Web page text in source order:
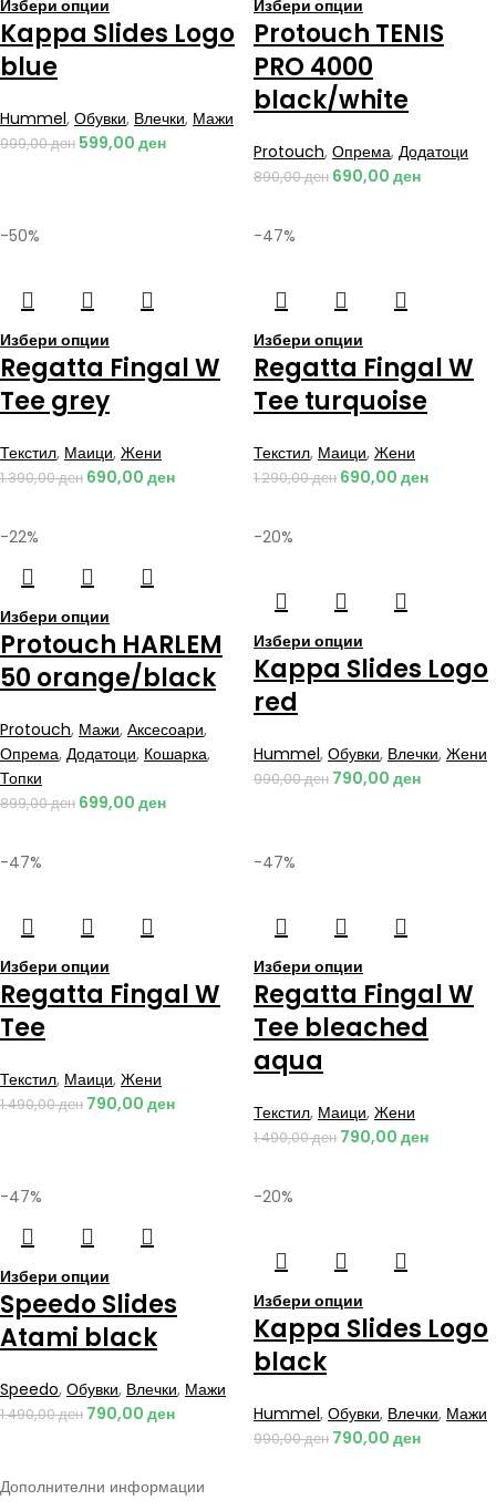
Избери опции
Kappa Slides Logo
blue
Hummel, Обувки, Влечки, Мажи
999,00ден 599,00 ден
Избери опции
Protouch TENIS
PRO 4000
black/white
Protouch, Опрема, Додатоци
890,00ден 690,00 ден
-50%
Избери опции
Regatta Fingal W
Tee grey
Текстил, Маици, Жени
1.390,00ден 690,00 ден
-47%
Избери опции
Regatta Fingal W
Tee turquoise
Текстил, Маици, Жени
1.290,00ден 690,00 ден
-22%
Избери опции
Protouch HARLEM
50 orange/black
Protouch, Мажи, Аксесоари,
Опрема, Додатоци, Кошарка,
Топки
899,00ден 699,00 ден
-20%
Избери опции
Kappa Slides Logo
red
Hummel, Обувки, Влечки, Жени
990,00ден 790,00 ден
-47%
Избери опции
Regatta Fingal W
Tee
Текстил, Маици, Жени
1.490,00ден 790,00 ден
-47%
Избери опции
Regatta Fingal W
Tee bleached
aqua
Текстил, Маици, Жени
1.490,00ден 790,00 ден
-47%
Избери опции
Speedo Slides
Atami black
Speedo, Обувки, Влечки, Мажи
1.490,00ден 790,00 ден
-20%
Избери опции
Kappa Slides Logo
black
Hummel, Обувки, Влечки, Мажи
990,00ден 790,00 ден
Дополнителни информации